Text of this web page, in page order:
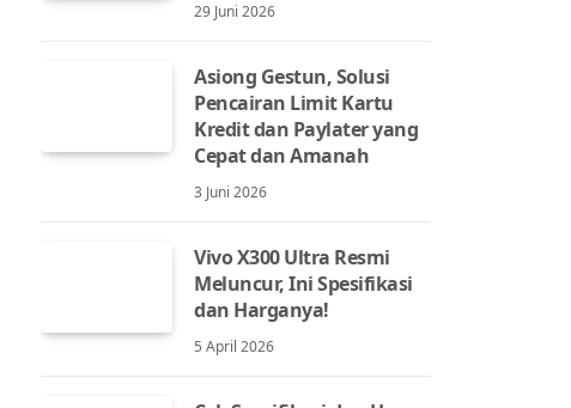
29 Juni 2026
Asiong Gestun, Solusi
Pencairan Limit Kartu
Kredit dan Paylater yang
Cepat dan Amanah
3 Juni 2026
Vivo X300 Ultra Resmi
Meluncur, Ini Spesifikasi
dan Harganya!
5 April 2026